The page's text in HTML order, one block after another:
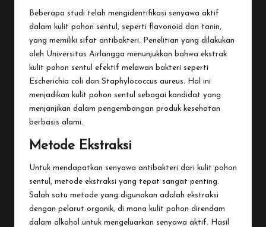
Beberapa studi telah mengidentifikasi senyawa aktif
dalam kulit pohon sentul, seperti flavonoid dan tanin,
yang memiliki sifat antibakteri. Penelitian yang dilakukan
oleh Universitas Airlangga menunjukkan bahwa ekstrak
kulit pohon sentul efektif melawan bakteri seperti
Escherichia coli dan Staphylococcus aureus. Hal ini
menjadikan kulit pohon sentul sebagai kandidat yang
menjanjikan dalam pengembangan produk kesehatan
berbasis alami.
Metode Ekstraksi
Untuk mendapatkan senyawa antibakteri dari kulit pohon
sentul, metode ekstraksi yang tepat sangat penting.
Salah satu metode yang digunakan adalah ekstraksi
dengan pelarut organik, di mana kulit pohon direndam
dalam alkohol untuk mengeluarkan senyawa aktif. Hasil